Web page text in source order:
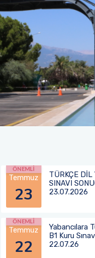
Temmuz
23
TÜRKÇE DİL
SINAVI
23.07.2026
ÖNEMLİ
Temmuz
22
Yabancılara
B1 Kuru
22.07.26
ÖNEMLİ